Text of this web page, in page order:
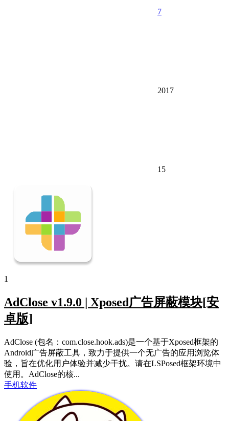
7
2017
15
1
AdClose v1.9.0 | Xposed广告屏蔽模块[安
卓版]
AdClose (包名：com.close.hook.ads)是一个基于Xposed框架的
Android广告屏蔽工具，致力于提供一个无广告的应用浏览体
验，旨在优化用户体验并减少干扰。请在LSPosed框架环境中
使用。AdClose的核...
手机软件